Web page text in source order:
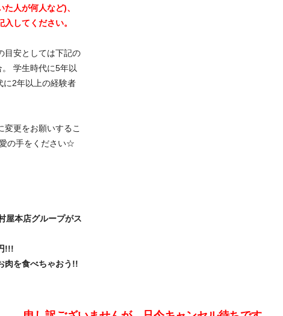
人が何人など)、
してください。
目安としては下記の
学生時代に5年以
に2年以上の経験者
変更をお願いするこ
の手をください☆
屋本店グループがス
!!!
肉を食べちゃおう!!